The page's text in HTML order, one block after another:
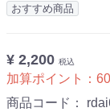
おすすめ商品
¥ 2,200 税込
加算ポイント： 60
商品コード：